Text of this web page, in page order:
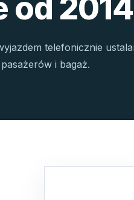
telefonicznie
i bagaż.